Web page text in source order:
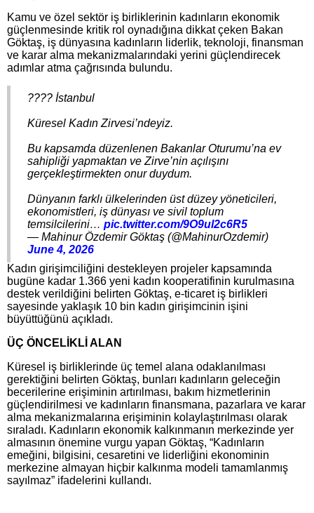
Kamu ve özel sektör iş birliklerinin kadınların ekonomik
güçlenmesinde kritik rol oynadığına dikkat çeken Bakan
Göktaş, iş dünyasına kadınların liderlik, teknoloji, finansman
ve karar alma mekanizmalarındaki yerini güçlendirecek
adımlar atma çağrısında bulundu.
???? İstanbul
Küresel Kadın Zirvesi’ndeyiz.
Bu kapsamda düzenlenen Bakanlar Oturumu’na ev
sahipliği yapmaktan ve Zirve’nin açılışını
gerçekleştirmekten onur duydum.
Dünyanın farklı ülkelerinden üst düzey yöneticileri,
ekonomistleri, iş dünyası ve sivil toplum
temsilcilerini… pic.twitter.com/9O9ul2c6R5
— Mahinur Özdemir Göktaş (@MahinurOzdemir)
June 4, 2026
Kadın girişimciliğini destekleyen projeler kapsamında
bugüne kadar 1.366 yeni kadın kooperatifinin kurulmasına
destek verildiğini belirten Göktaş, e-ticaret iş birlikleri
sayesinde yaklaşık 10 bin kadın girişimcinin işini
büyüttüğünü açıkladı.
ÜÇ ÖNCELİKLİ ALAN
Küresel iş birliklerinde üç temel alana odaklanılması
gerektiğini belirten Göktaş, bunları kadınların geleceğin
becerilerine erişiminin artırılması, bakım hizmetlerinin
güçlendirilmesi ve kadınların finansmana, pazarlara ve karar
alma mekanizmalarına erişiminin kolaylaştırılması olarak
sıraladı. Kadınların ekonomik kalkınmanın merkezinde yer
almasının önemine vurgu yapan Göktaş, “Kadınların
emeğini, bilgisini, cesaretini ve liderliğini ekonominin
merkezine almayan hiçbir kalkınma modeli tamamlanmış
sayılmaz” ifadelerini kullandı.